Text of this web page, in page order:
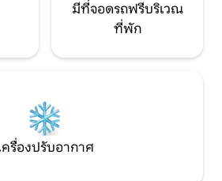
มีที่จอดรถฟรีบริเวณ
ที่พัก
ครื่องปรับอากาศ